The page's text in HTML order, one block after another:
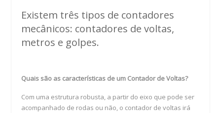
Existem três tipos de contadores
mecânicos: contadores de voltas,
metros e golpes.
Quais são as características de um Contador de Voltas?
Com uma estrutura robusta, a partir do eixo que pode ser
acompanhado de rodas ou não, o contador de voltas irá